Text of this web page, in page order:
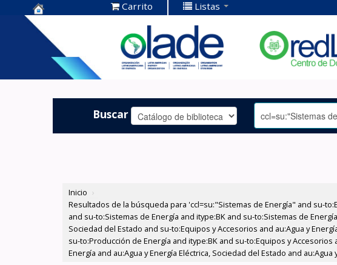
Centro de
Documentación
OLADE -
Carrito Listas
Buscar
Inicio ›
Resultados de la búsqueda para 'ccl=su:"Sistemas de Energía" and su-
and su-to:Sistemas de Energía and itype:BK and su-to:Sistemas de
Sociedad del Estado and su-to:Equipos y Accesorios and au:Agua y
su-to:Producción de Energía and itype:BK and su-to:Equipos y
Energía and au:Agua y Energía Eléctrica, Sociedad del Estado and